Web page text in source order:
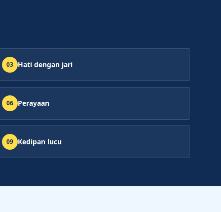
03 Hati dengan jari
06 Perayaan
09 Kedipan lucu